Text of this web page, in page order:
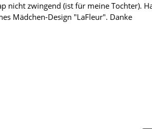
nicht zwingend (ist für meine Tochter).
Mädchen-Design "LaFleur". Danke